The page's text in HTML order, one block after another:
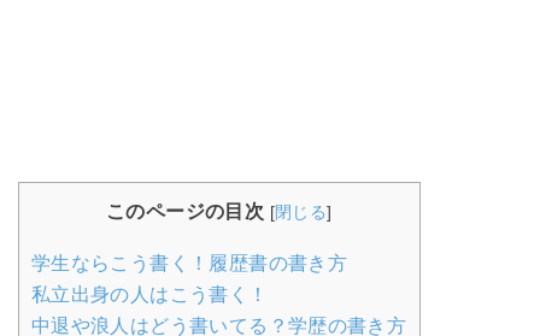
このページの目次 [閉じる]
学生ならこう書く！履歴書の書き方
私立出身の人はこう書く！
中退や浪人はどう書いてる？学歴の書き方